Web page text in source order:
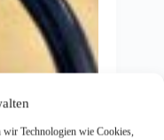
Technologien wie Cookies,